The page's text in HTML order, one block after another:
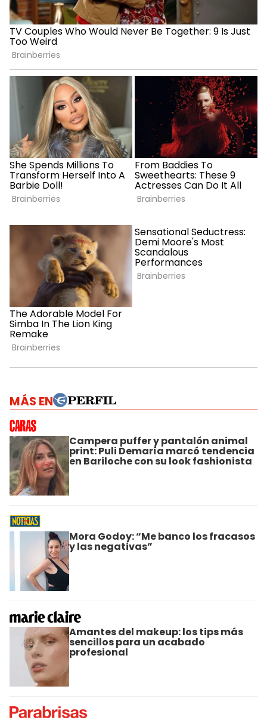
MÁS EN
Campera puffer y pantalón animal
print: Puli Demaría marcó tendencia
en Bariloche con su look fashionista
Mora Godoy: “Me banco los fracasos
y las negativas”
Amantes del makeup: los tips más
sencillos para un acabado
profesional